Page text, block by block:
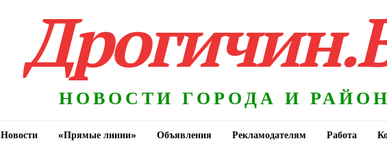
НОВОСТИ ГОРОДА И
Новости «Прямые линии» Объявления Рекламодателям Работа